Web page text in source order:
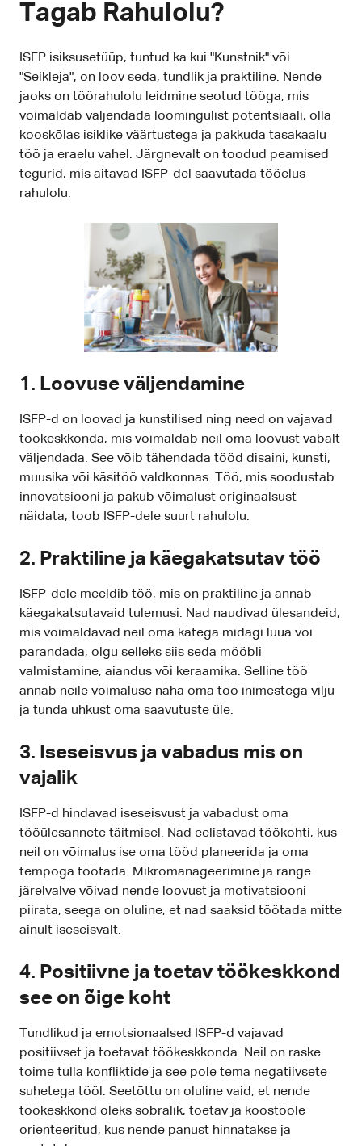
Tagab Rahulolu?
ISFP isiksusetüüp, tuntud ka kui "Kunstnik" või
"Seikleja", on loov seda, tundlik ja praktiline. Nende
jaoks on töörahulolu leidmine seotud tööga, mis
võimaldab väljendada loomingulist potentsiaali, olla
kooskõlas isiklike väärtustega ja pakkuda tasakaalu
töö ja eraelu vahel. Järgnevalt on toodud peamised
tegurid, mis aitavad ISFP-del saavutada tööelus
rahulolu.
1. Loovuse väljendamine
ISFP-d on loovad ja kunstilised ning need on vajavad
töökeskkonda, mis võimaldab neil oma loovust vabalt
väljendada. See võib tähendada tööd disaini, kunsti,
muusika või käsitöö valdkonnas. Töö, mis soodustab
innovatsiooni ja pakub võimalust originaalsust
näidata, toob ISFP-dele suurt rahulolu.
2. Praktiline ja käegakatsutav töö
ISFP-dele meeldib töö, mis on praktiline ja annab
käegakatsutavaid tulemusi. Nad naudivad ülesandeid,
mis võimaldavad neil oma kätega midagi luua või
parandada, olgu selleks siis seda mööbli
valmistamine, aiandus või keraamika. Selline töö
annab neile võimaluse näha oma töö inimestega vilju
ja tunda uhkust oma saavutuste üle.
3. Iseseisvus ja vabadus mis on
vajalik
ISFP-d hindavad iseseisvust ja vabadust oma
tööülesannete täitmisel. Nad eelistavad töökohti, kus
neil on võimalus ise oma tööd planeerida ja oma
tempoga töötada. Mikromanageerimine ja range
järelvalve võivad nende loovust ja motivatsiooni
piirata, seega on oluline, et nad saaksid töötada mitte
ainult iseseisvalt.
4. Positiivne ja toetav töökeskkond
see on õige koht
Tundlikud ja emotsionaalsed ISFP-d vajavad
positiivset ja toetavat töökeskkonda. Neil on raske
toime tulla konfliktide ja see pole tema negatiivsete
suhetega tööl. Seetõttu on oluline vaid, et nende
töökeskkond oleks sõbralik, toetav ja koostööle
orienteeritud, kus nende panust hinnatakse ja